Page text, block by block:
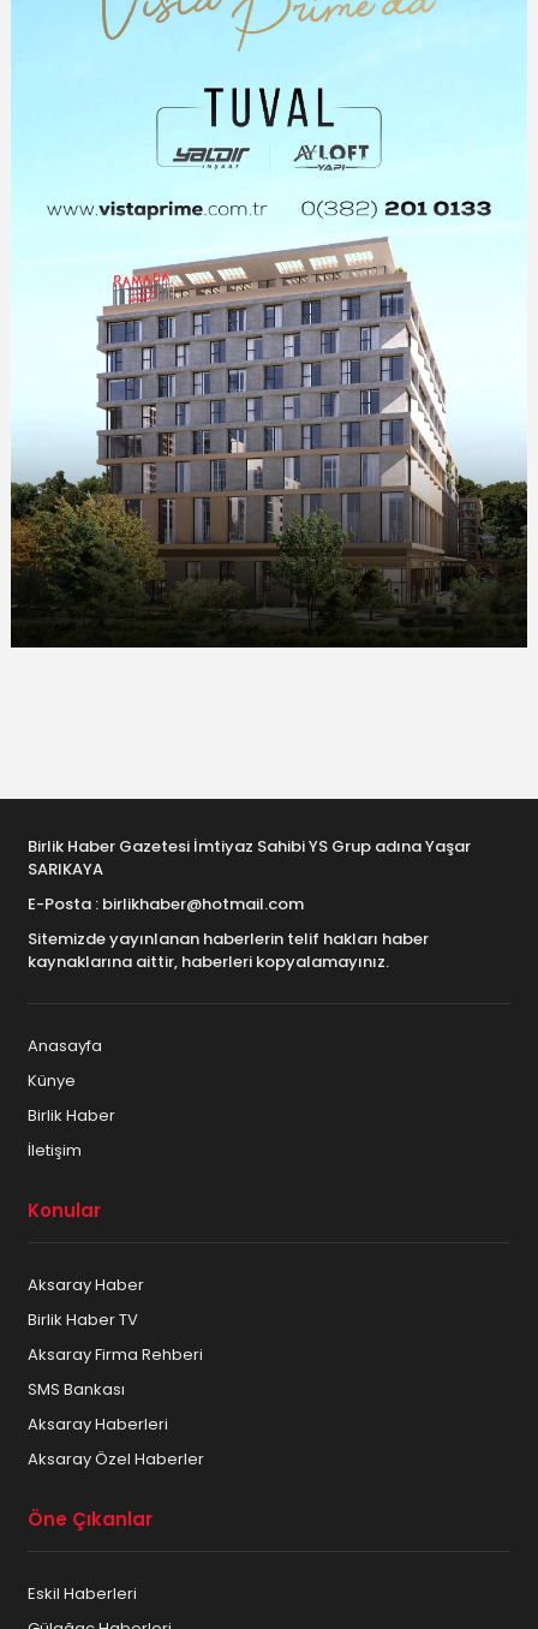
Birlik Haber Gazetesi İmtiyaz Sahibi YS Grup adına Yaşar
SARIKAYA
E-Posta : birlikhaber@hotmail.com
Sitemizde yayınlanan haberlerin telif hakları haber
kaynaklarına aittir, haberleri kopyalamayınız.
Anasayfa
Künye
Birlik Haber
İletişim
Konular
Aksaray Haber
Birlik Haber TV
Aksaray Firma Rehberi
SMS Bankası
Aksaray Haberleri
Aksaray Özel Haberler
Öne Çıkanlar
Eskil Haberleri